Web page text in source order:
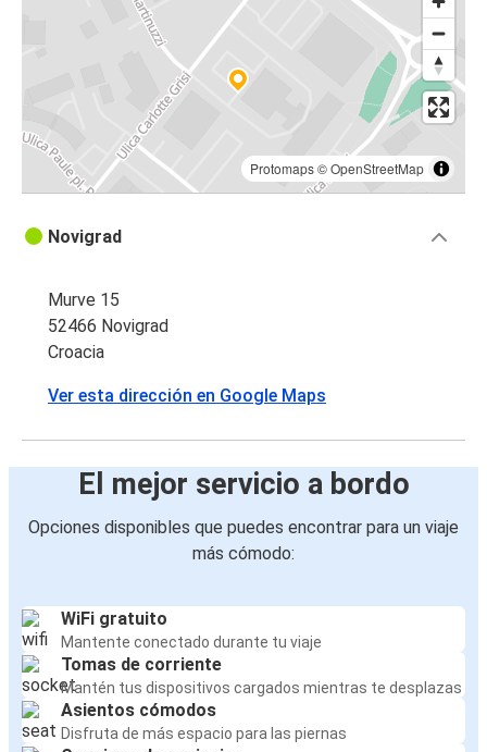
Protomaps©OpenStreetMap
Novigrad
Murve 15
52466 Novigrad
Croacia
Ver esta dirección en Google Maps
El mejor servicio a bordo
Opciones disponibles que puedes encontrar para un viaje
más cómodo:
WiFi gratuito
Mantente conectado durante tu viaje
Tomas de corriente
Mantén tus dispositivos cargados mientras te desplazas
Asientos cómodos
Disfruta de más espacio para las piernas